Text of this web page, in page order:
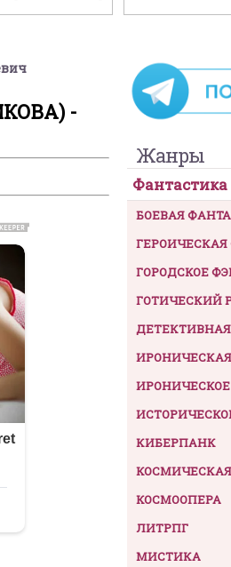
-
Жанры
БОЕВАЯ
ГОРОДСКОЕ
ГОТИЧЕСКИЙ
КИБЕРПАНК
КОСМООПЕРА
ЛИТРПГ
МИСТИКА